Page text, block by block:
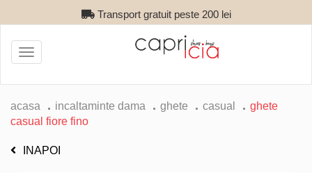
Transport gratuit peste 200 lei
Toggle
navigation
acasa incaltaminte dama ghete casual
ghete
casual fiore fino
INAPOI